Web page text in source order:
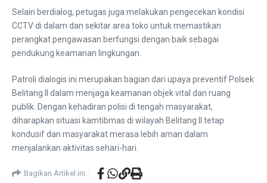
Selain berdialog, petugas juga melakukan pengecekan kondisi
CCTV di dalam dan sekitar area toko untuk memastikan
perangkat pengawasan berfungsi dengan baik sebagai
pendukung keamanan lingkungan.
Patroli dialogis ini merupakan bagian dari upaya preventif Polsek
Belitang II dalam menjaga keamanan objek vital dan ruang
publik. Dengan kehadiran polisi di tengah masyarakat,
diharapkan situasi kamtibmas di wilayah Belitang II tetap
kondusif dan masyarakat merasa lebih aman dalam
menjalankan aktivitas sehari-hari.
Bagikan Artikel ini :